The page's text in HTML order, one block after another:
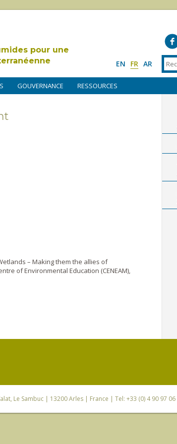
pour une
EN FR AR
GOUVERNANCE RESSOURCES
– Making them the allies of
of Environmental Education (CENEAM),
Le Sambuc | 13200 Arles | France | Tel: +33 (0) 4 90 97 06